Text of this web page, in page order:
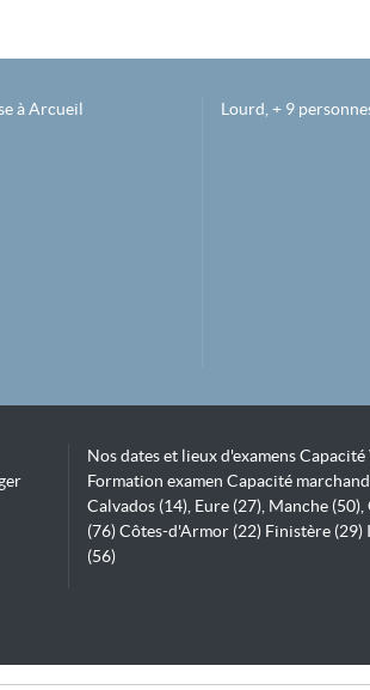
à Arcueil Lourd, + 9
Nos dates et lieux d'examens Capacité
Formation examen Capacité
Calvados (14), Eure (27), Manche
(76) Côtes-d'Armor (22) Finistère
(56)